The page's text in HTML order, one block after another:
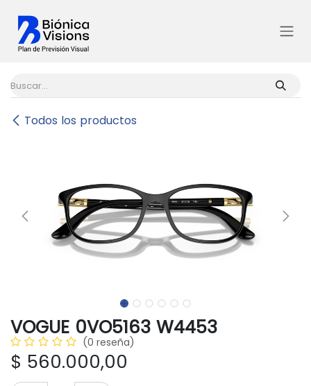
Todos los productos
VOGUE 0VO5163 W4453
(0 reseña)
$ 560.000,00